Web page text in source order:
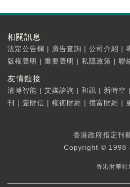
相關訊息
法定公告欄 | 廣告查詢 | 公司介紹 |
版權聲明 | 重要聲明 | 私隱政策 | 聯
友情鏈接
清博智能 | 艾媒諮詢 | 和訊 | 新時空 |
刊
| 壹財信 | 權衡財經 | 攬富財經 |
香港政府指定刊
Copyright © 1998
香港財華社